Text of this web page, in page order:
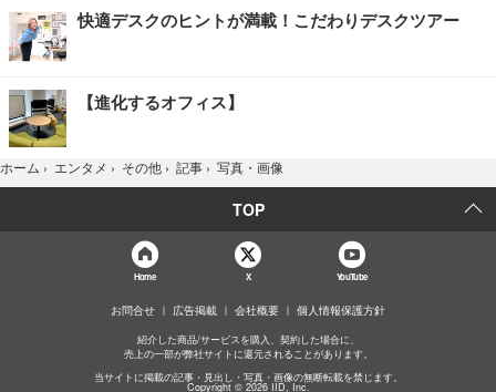
快適デスクのヒントが満載！こだわりデスクツアー
【進化するオフィス】
ホーム › エンタメ › その他 › 記事 › 写真・画像
TOP
Home X YouTube
お問合せ 広告掲載 会社概要 個人情報保護方針
紹介した商品/サービスを購入、契約した場合に、
売上の一部が弊社サイトに還元されることがあります。
当サイトに掲載の記事・見出し・写真・画像の無断転載を禁じます。
Copyright © 2026 IID, Inc.